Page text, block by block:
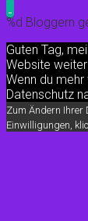
%d Bloggern
Guten Tag,
Website
Wenn du
Datenschutz
Zum Ändern Ihrer
Einwilligungen,